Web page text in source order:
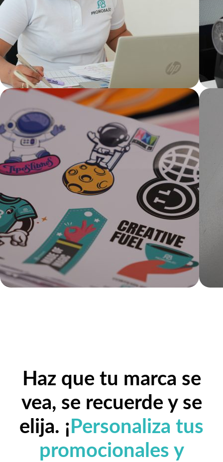
Haz que tu marca se
vea, se recuerde y se
elija. ¡ Personaliza tus
promocionales y